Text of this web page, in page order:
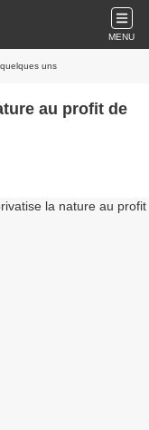
MENU
uns
au profit de